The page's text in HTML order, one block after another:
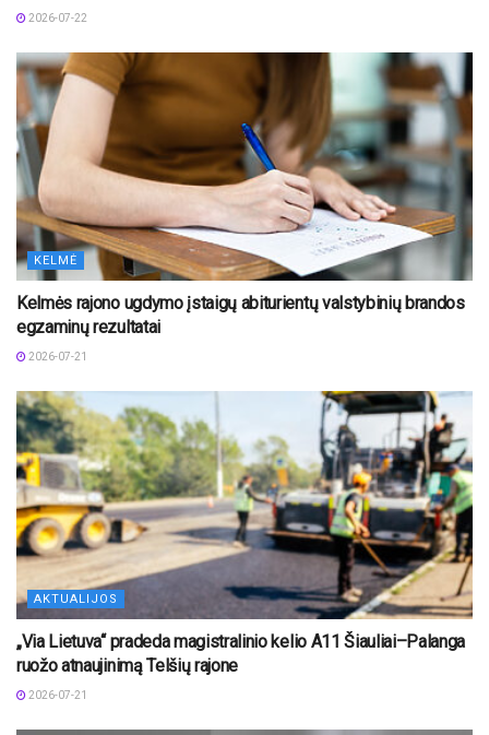
2026-07-22
KELMĖ
Kelmės rajono ugdymo įstaigų abiturientų valstybinių brandos
egzaminų rezultatai
2026-07-21
AKTUALIJOS
„Via Lietuva“ pradeda magistralinio kelio A11 Šiauliai–Palanga
ruožo atnaujinimą Telšių rajone
2026-07-21